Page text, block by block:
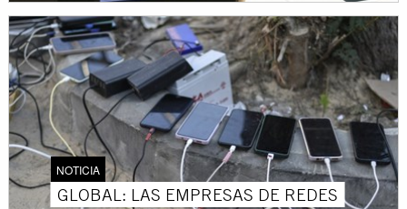
NOTICIA
GLOBAL: LAS EMPRESAS DE REDES